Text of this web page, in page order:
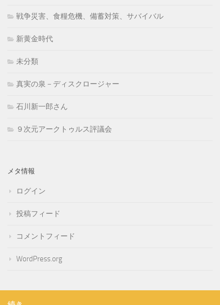
戦争災害、食糧危機、備蓄対策、サバイバル
新黄金時代
未分類
真実の泉－ディスクロージャー
石川新一郎さん
９次元アークトゥルス評議会
メタ情報
ログイン
投稿フィード
コメントフィード
WordPress.org